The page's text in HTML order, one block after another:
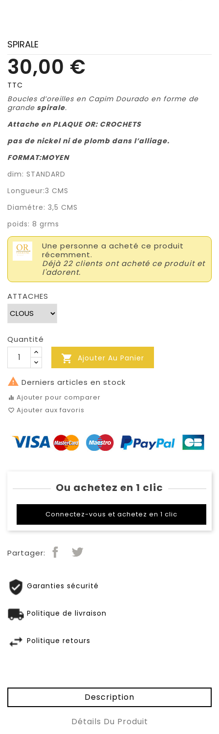
SPIRALE
30,00 €
TTC
Boucles d’oreilles en Capim Dourado en forme de
grande spirale.
Attache en PLAQUE OR: CROCHETS
pas de nickel ni de plomb dans l’alliage.
FORMAT:MOYEN
dim: STANDARD
Longueur:3 CMS
Diamétre: 3,5 CMS
poids: 8 grms
Une personne a acheté ce produit
récemment.
Déjà 22 clients ont acheté ce produit et
l'adorent.
ATTACHES
Quantité
 Ajouter Au Panier
 Derniers articles en stock
equalizer Ajouter pour comparer
favorite_border Ajouter aux favoris
Ou achetez en 1 clic
Connectez-vous et achetez en 1 clic
Partager:
Garanties sécurité
Politique de livraison
Politique retours
Description
Détails Du Produit